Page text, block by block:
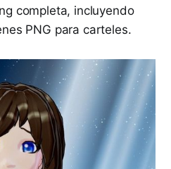
completa, incluyendo
PNG para carteles.